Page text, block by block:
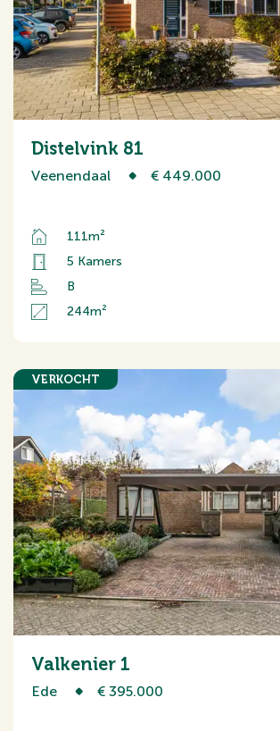
Distelvink 81
Veenendaal € 449.000
111m²
5 Kamers
B
244m²
VERKOCHT
Valkenier 1
Ede € 395.000